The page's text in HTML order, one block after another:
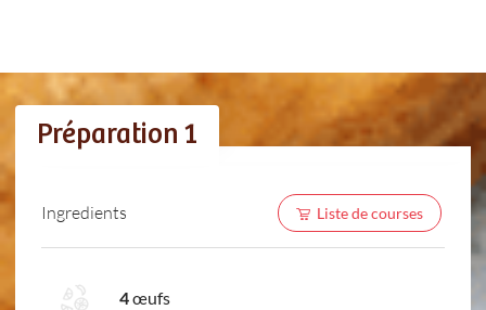
Préparation 1
Ingredients Liste de courses
4œufs